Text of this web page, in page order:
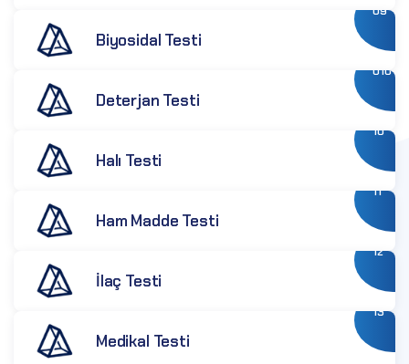
09
Biyosidal Testi
010
Deterjan Testi
10
Halı Testi
11
Ham Madde Testi
12
İlaç Testi
13
Medikal Testi